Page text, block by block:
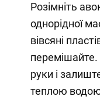
Розімніть
однорідної
вівсяні
руки і
теплою